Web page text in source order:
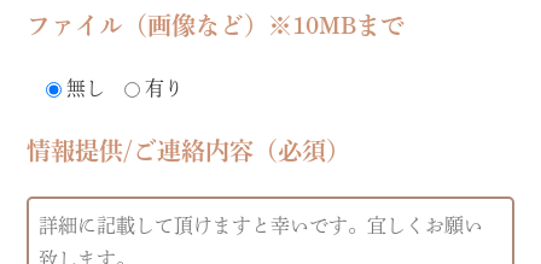
ファイル（画像など）※10MBまで
無し 有り
情報提供/ご連絡内容（必須）